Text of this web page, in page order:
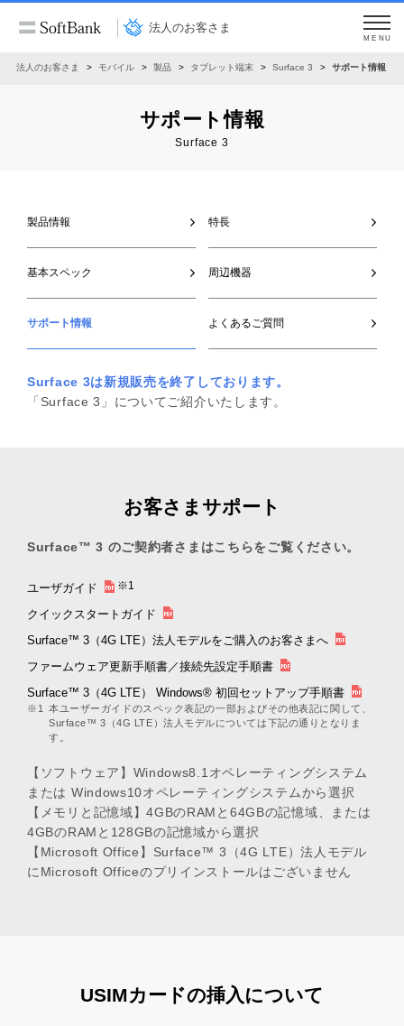
法人のお客さま
MENU
法人のお客さま モバイル 製品 タブレット端末 Surface 3 サポート情報
サポート情報
Surface 3
製品情報 特長
基本スペック 周辺機器
サポート情報 よくあるご質問
Surface 3は新規販売を終了しております。
「Surface 3」についてご紹介いたします。
お客さまサポート
Surface™ 3 のご契約者さまはこちらをご覧ください。
ユーザガイド ※1
クイックスタートガイド
Surface™ 3（4G LTE）法人モデルをご購入のお客さまへ
ファームウェア更新手順書／接続先設定手順書
Surface™ 3（4G LTE） Windows® 初回セットアップ手順書
※1
本ユーザーガイドのスペック表記の一部およびその他表記に関して、
Surface™ 3（4G LTE）法人モデルについては下記の通りとなりま
す。
【ソフトウェア】Windows8.1オペレーティングシステム
または Windows10オペレーティングシステムから選択
【メモリと記憶域】4GBのRAMと64GBの記憶域、または
4GBのRAMと128GBの記憶域から選択
【Microsoft Office】Surface™ 3（4G LTE）法人モデル
にMicrosoft Officeのプリインストールはございません
USIMカードの挿入について